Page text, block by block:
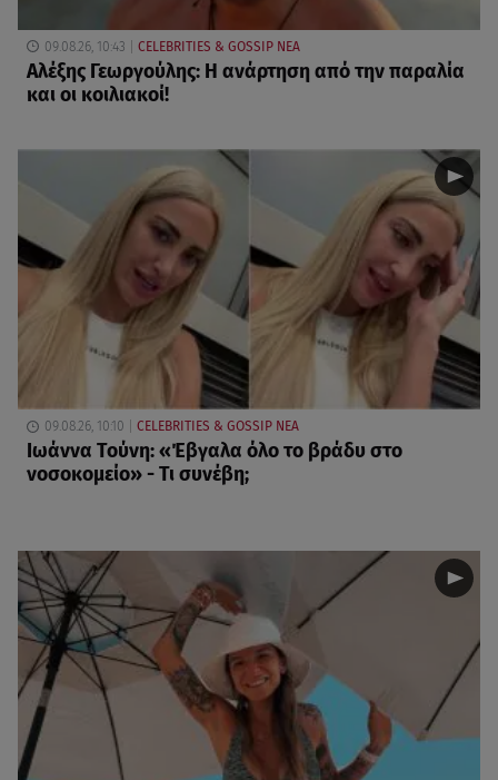
09.08.26, 10:43 CELEBRITIES & GOSSIP ΝΕΑ
Αλέξης Γεωργούλης: Η ανάρτηση από την παραλία
και οι κοιλιακοί!
09.08.26, 10:10 CELEBRITIES & GOSSIP ΝΕΑ
Ιωάννα Τούνη: «Έβγαλα όλο το βράδυ στο
νοσοκομείο» - Τι συνέβη;